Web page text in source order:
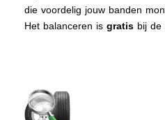
die voordelig jouw banden
Het balanceren is gratis bij de